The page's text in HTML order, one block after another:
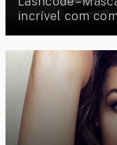
incrível com